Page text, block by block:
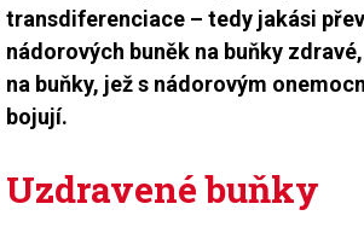
transdiferenciace – tedy jakási
nádorových buněk na buňky
na buňky, jež s nádorovým
bojují.
Uzdravené buňky